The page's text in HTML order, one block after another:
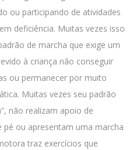
ou participando de atividades
deficiência. Muitas vezes isso
de marcha que exige um
à criança não conseguir
ou permanecer por muito
Muitas vezes seu padrão
não realizam apoio de
pé ou apresentam uma marcha
traz exercícios que